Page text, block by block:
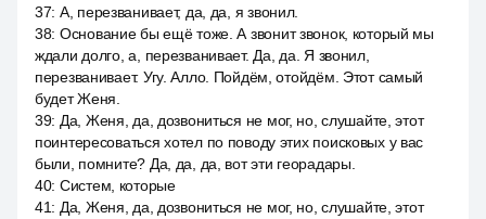
37: А, перезванивает, да, да, я звонил.
38: Основание бы ещё тоже. А звонит звонок, который мы
ждали долго, а, перезванивает. Да, да. Я звонил,
перезванивает. Угу. Алло. Пойдём, отойдём. Этот самый
будет Женя.
39: Да, Женя, да, дозвониться не мог, но, слушайте, этот
поинтересоваться хотел по поводу этих поисковых у вас
были, помните? Да, да, да, вот эти георадары.
40: Систем, которые
41: Да, Женя, да, дозвониться не мог, но, слушайте, этот